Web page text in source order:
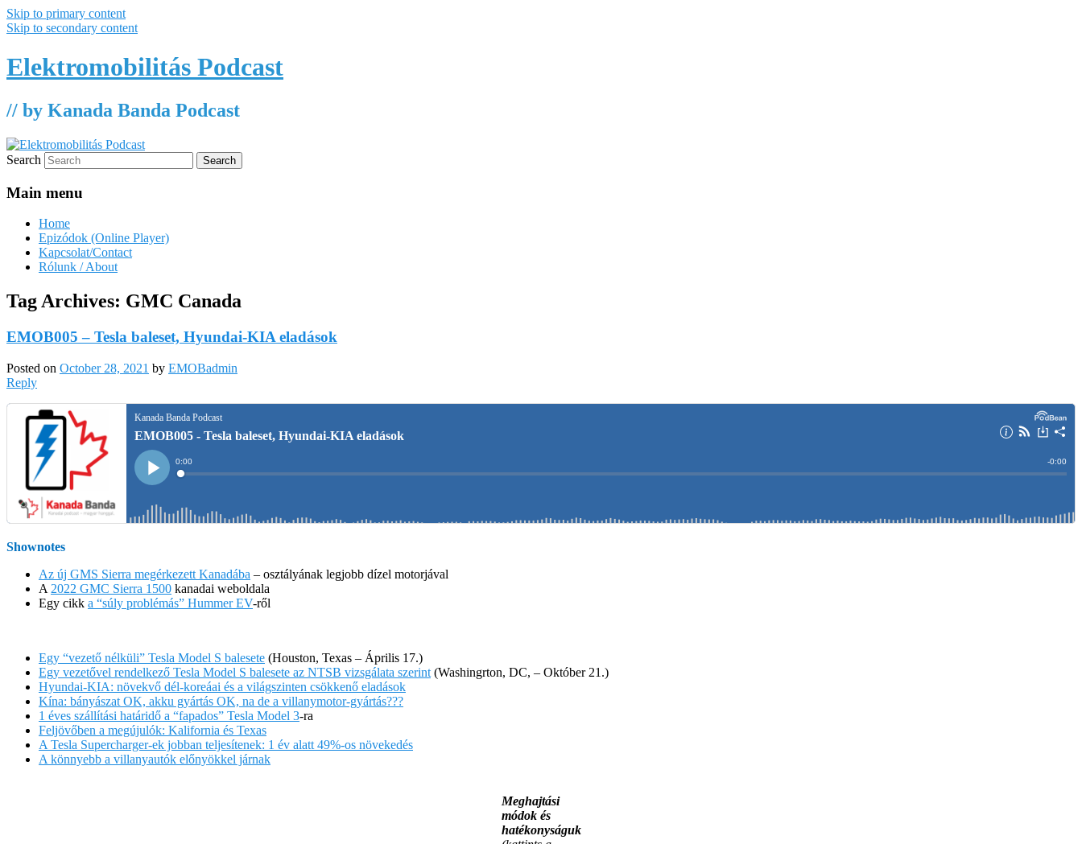
Skip to primary content
Skip to secondary content
Elektromobilitás Podcast
// by Kanada Banda Podcast
Search
Main menu
Home
Epizódok (Online Player)
Kapcsolat/Contact
Rólunk / About
Tag Archives: GMC Canada
EMOB005 – Tesla baleset, Hyundai-KIA eladások
Posted on October 28, 2021 by EMOBadmin
Reply
Shownotes
Az új GMS Sierra megérkezett Kanadába – osztályának legjobb dízel motorjával
A 2022 GMC Sierra 1500 kanadai weboldala
Egy cikk a “súly problémás” Hummer EV-ről
Egy “vezető nélküli” Tesla Model S balesete (Houston, Texas – Április 17.)
Egy vezetővel rendelkező Tesla Model S balesete az NTSB vizsgálata szerint (Washingrton, DC, – Október 21.)
Hyundai-KIA: növekvő dél-koreáai és a világszinten csökkenő eladások
Kína: bányászat OK, akku gyártás OK, na de a villanymotor-gyártás???
1 éves szállítási határidő a “fapados” Tesla Model 3-ra
Feljövőben a megújulók: Kalifornia és Texas
A Tesla Supercharger-ek jobban teljesítenek: 1 év alatt 49%-os növekedés
A könnyebb a villanyautók előnyökkel járnak
Meghajtási
módok és
hatékonyságuk